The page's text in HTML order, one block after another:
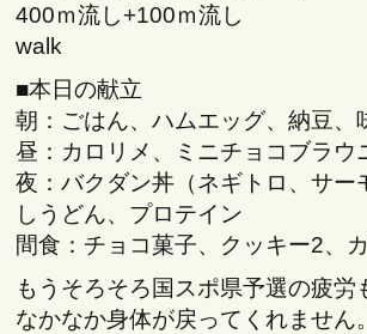
400ｍ流し+100ｍ流し
walk
■本日の献立
朝：ごはん、ハムエッグ、納豆、
昼：カロリメ、ミニチョコブラウ
夜：バクダン丼（ネギトロ、サ
しうどん、プロテイン
間食：チョコ菓子、クッキー2、
もうそろそろ国スポ県予選の疲
なかなか身体が戻ってくれませ